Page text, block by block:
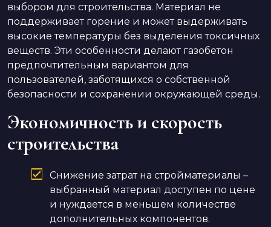
выбором для строительства. Материал не
поддерживает горение и может выдерживать
высокие температуры без выделения токсичных
веществ. Эти особенности делают газобетон
предпочтительным вариантом для
пользователей, заботящихся о собственной
безопасности и сохранении окружающей среды.
Экономичность и скорость
строительства
Снижение затрат на стройматериалы –
выбранный материал доступен по цене
и нуждается в меньшем количестве
дополнительных компонентов.